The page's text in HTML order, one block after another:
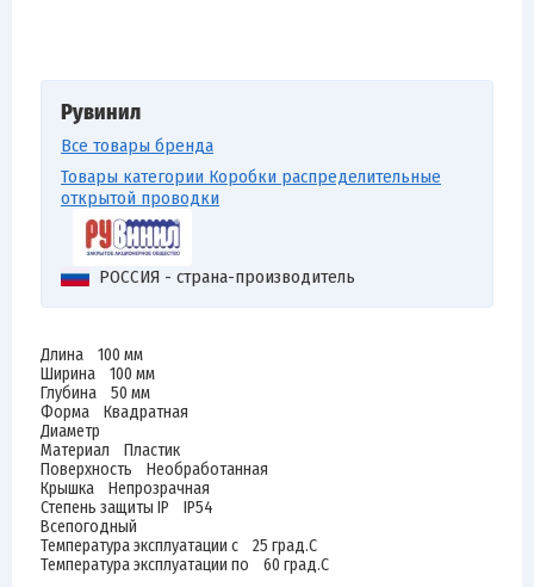
Рувинил
Все товары бренда
Товары категории Коробки распределительные
открытой проводки
РОССИЯ - страна-производитель
Длина 100 мм
Ширина 100 мм
Глубина 50 мм
Форма Квадратная
Диаметр
Материал Пластик
Поверхность Необработанная
Крышка Непрозрачная
Степень защиты IP IP54
Всепогодный
Температура эксплуатации с 25 град.C
Температура эксплуатации по 60 град.C